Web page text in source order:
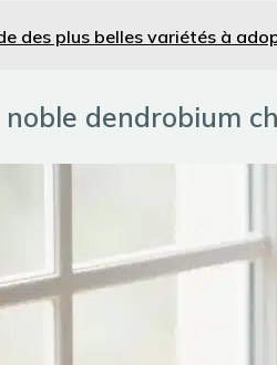
des plus belles variétés à
dendrobium